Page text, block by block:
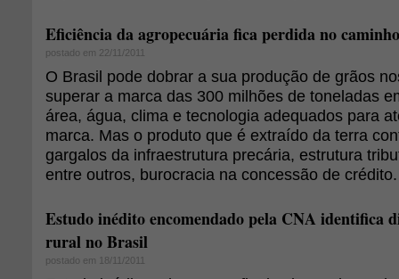
Eficiência da agropecuária fica perdida no caminho
postado em 22/11/2011
O Brasil pode dobrar a sua produção de grãos
superar a marca das 300 milhões de toneladas
área, água, clima e tecnologia adequados para
marca. Mas o produto que é extraído da terra
gargalos da infraestrutura precária, estrutura
entre outros, burocracia na concessão de crédito.
Estudo inédito encomendado pela CNA identifica
rural no Brasil
postado em 18/11/2011